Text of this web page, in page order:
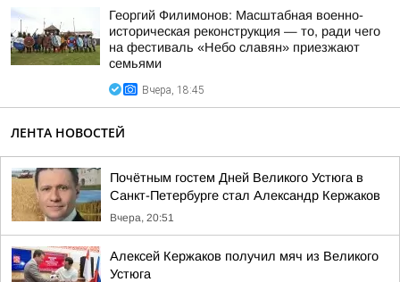
Георгий Филимонов: Масштабная военно-
историческая реконструкция — то, ради чего
на фестиваль «Небо славян» приезжают
семьями
Вчера, 18:45
ЛЕНТА НОВОСТЕЙ
Почётным гостем Дней Великого Устюга в
Санкт-Петербурге стал Александр Кержаков
Вчера, 20:51
Алексей Кержаков получил мяч из Великого
Устюга